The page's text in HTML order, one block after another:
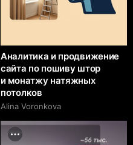
Аналитика и продвижение
сайта по пошиву штор
и монатжу натяжных
потолков
Alina Voronkova